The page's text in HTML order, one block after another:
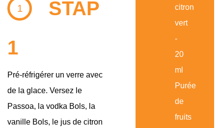
1
STAP
1
Pré-réfrigérer un verre avec
de la glace. Versez le
Passoa, la vodka Bols, la
vanille Bols, le jus de citron
citron
vert
-
20
ml
Purée
de
fruits